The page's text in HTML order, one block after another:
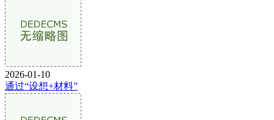
2026-01-10
通过“设想+材料”